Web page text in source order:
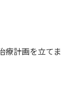
療計画を立てま